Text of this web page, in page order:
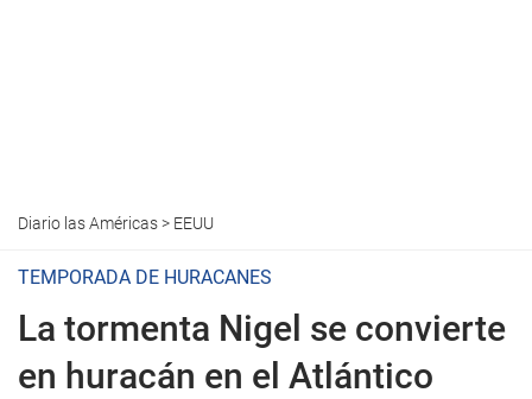
Diario las Américas> EEUU
TEMPORADA DE HURACANES
La tormenta Nigel se convierte
en huracán en el Atlántico